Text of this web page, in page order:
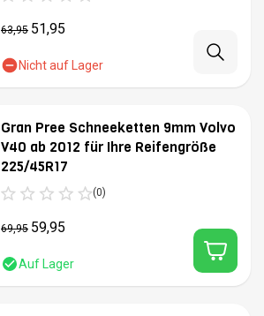
63,95 51,95
Nicht auf Lager
Gran Pree Schneeketten 9mm Volvo
V40 ab 2012 für Ihre Reifengröße
225/45R17
(0)
69,95 59,95
Auf Lager